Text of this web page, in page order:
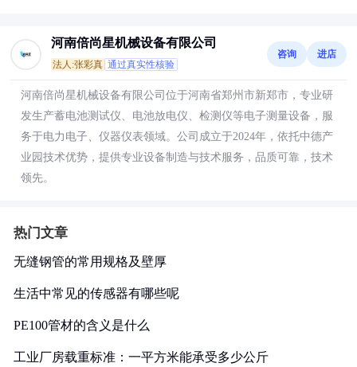
河南倍尚星机械设备有限公司
法人:张彩真 通过真实性核验
咨询 进店
河南倍尚星机械设备有限公司位于河南省郑州市新郑市，专业研
发生产蓄电池测试仪、电池放电仪、检测仪等电子测量设备，服
务于电力电子、仪器仪表领域。公司成立于2024年，依托中德产
业园技术优势，提供专业设备制造与技术服务，品质可靠，技术
领先。
热门文章
无缝钢管的常用规格及壁厚
生活中常见的传感器有哪些呢
PE100管材的含义是什么
工业厂房载重标准：一平方米能承受多少公斤